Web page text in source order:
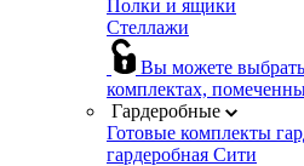
Полки и ящики
Стеллажи
Вы можете
комплектах,
Гардеробные
Готовые комплекты
гардеробная Сити